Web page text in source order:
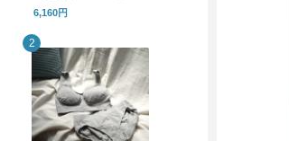
スター エイトテンス
6,160円